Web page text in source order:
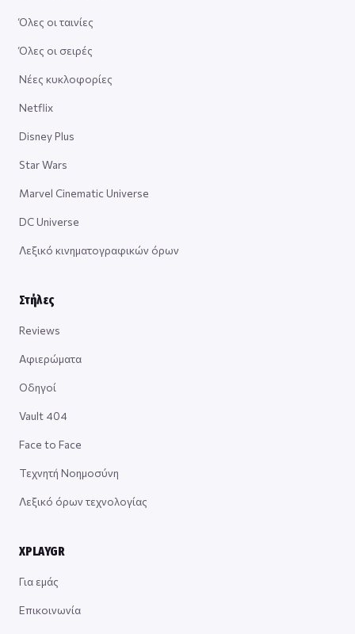
Όλες οι ταινίες
Όλες οι σειρές
Νέες κυκλοφορίες
Netflix
Disney Plus
Star Wars
Marvel Cinematic Universe
DC Universe
Λεξικό κινηματογραφικών όρων
Στήλες
Reviews
Αφιερώματα
Οδηγοί
Vault 404
Face to Face
Τεχνητή Νοημοσύνη
Λεξικό όρων τεχνολογίας
XPLAYGR
Για εμάς
Επικοινωνία